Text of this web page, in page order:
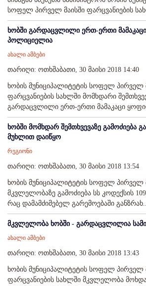
სოფელ პირველ მაისში ფარცვანიების
ხობში გარდაცვლილი ერთ-ერთი
პოლიციელია
ახალი ამბები
თარიღი: ოთხშაბათი, 30 მაისი 2018 14:40
ხობის მუნიციპალიტეტის სოფელ პირველ
ფარცვანიების სახლში მომხდარი
გარდაცვლილი ერთ-ერთი მამაკაცი
ხობში მომხდარ შემთხვევაზე გამოძიება
მუხლით დაიწყო
რეგიონი
თარიღი: ოთხშაბათი, 30 მაისი 2018 13:54
ხობის მუნიციპალიტეტის სოფელ პირველ
მკვლელობაზე გამოძიება სს კოდექსის
რაც დამამძიმებელ გარემოებაში
მკვლელობა ხობში - გარდაცვლილია სამი
ახალი ამბები
თარიღი: ოთხშაბათი, 30 მაისი 2018 13:43
ხობის მუნიციპალიტეტის სოფელ პირველ
ფარცვანიების სახლში მკვლელობა